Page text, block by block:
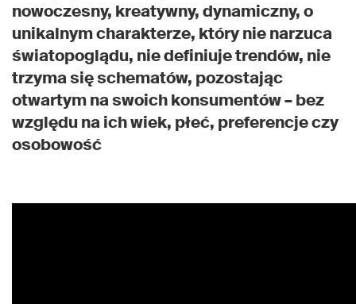
nowoczesny, kreatywny, dynamiczny, o
unikalnym charakterze, który nie narzuca
światopoglądu, nie definiuje trendów, nie
trzyma się schematów, pozostając
otwartym na swoich konsumentów – bez
względu na ich wiek, płeć, preferencje czy
osobowość